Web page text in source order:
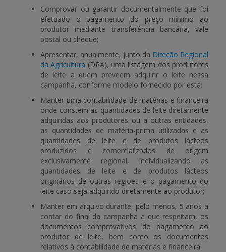
Comprovar ou garantir documentalmente que foi
efetuado o pagamento do preço mínimo ao
produtor mediante transferência bancária, vale
postal ou cheque;
Apresentar, anualmente, junto da Direção Regional
da Agricultura (DRA), uma listagem dos produtores
de leite a quem preveem adquirir o leite nessa
campanha, conforme modelo fornecido por esta;
Manter uma contabilidade de matérias e financeira
onde constem as quantidades de leite diretamente
adquiridas aos produtores ou a outras entidades,
as quantidades de matéria-prima utilizadas e as
quantidades de leite e de produtos lácteos
produzidos e comercializados de origem
exclusivamente regional, individualizando as
quantidades de leite e de produtos lácteos
originários de outras regiões e o pagamento do
leite caso seja adquirido diretamente ao produtor;
Manter em arquivo durante, pelo menos, 5 anos a
contar do final da campanha a que respeitam, os
documentos comprovativos do pagamento ao
produtor de leite, bem como os documentos
relativos à contabilidade de matérias e financeira.